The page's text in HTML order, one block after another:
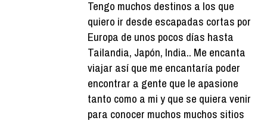
Tengo muchos destinos a los que
quiero ir desde escapadas cortas por
Europa de unos pocos días hasta
Tailandia, Japón, India.. Me encanta
viajar así que me encantaría poder
encontrar a gente que le apasione
tanto como a mi y que se quiera venir
para conocer muchos muchos sitios